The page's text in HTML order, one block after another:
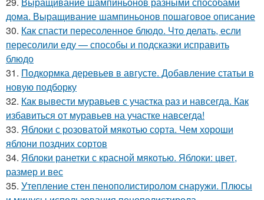
дома. Выращивание шампиньонов пошаговое описание
30. Как спасти пересоленное блюдо. Что делать, если
пересолили еду — способы и подсказки исправить
блюдо
31. Подкормка деревьев в августе. Добавление статьи в
новую подборку
32. Как вывести муравьев с участка раз и навсегда. Как
избавиться от муравьев на участке навсегда!
33. Яблоки с розоватой мякотью сорта. Чем хороши
яблони поздних сортов
34. Яблоки ранетки с красной мякотью. Яблоки: цвет,
размер и вес
35. Утепление стен пенополистиролом снаружи. Плюсы